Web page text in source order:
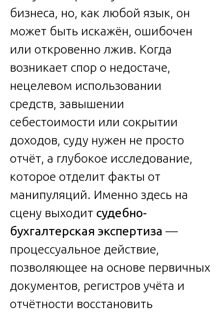
бизнеса, но, как любой язык, он
может быть искажён, ошибочен
или откровенно лжив. Когда
возникает спор о недостаче,
нецелевом использовании
средств, завышении
себестоимости или сокрытии
доходов, суду нужен не просто
отчёт, а глубокое исследование,
которое отделит факты от
манипуляций. Именно здесь на
сцену выходит судебно-
бухгалтерская экспертиза —
процессуальное действие,
позволяющее на основе первичных
документов, регистров учёта и
отчётности восстановить